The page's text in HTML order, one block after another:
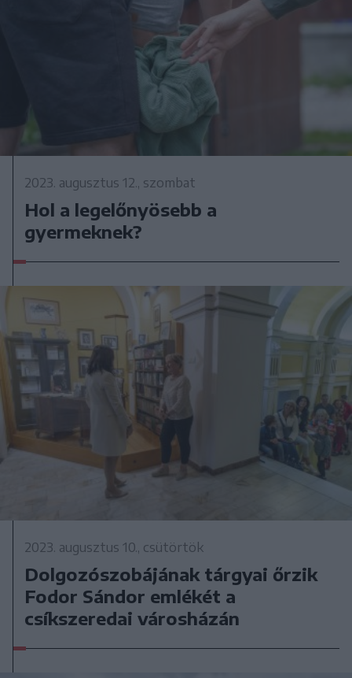
2023. augusztus 12., szombat
Hol a legelőnyösebb a
gyermeknek?
2023. augusztus 10., csütörtök
Dolgozószobájának tárgyai őrzik
Fodor Sándor emlékét a
csíkszeredai városházán